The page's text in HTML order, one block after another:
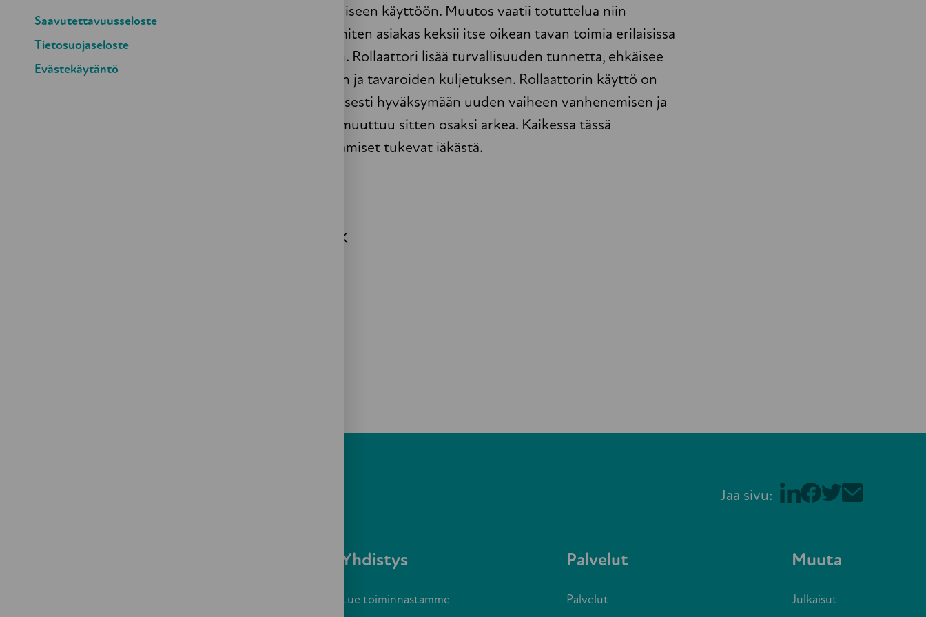
Saavutettavuusseloste
Tietosuojaseloste
Evästekäytäntö
niin, että rollaattori jää apuvälineeksi päivittäiseen käyttöön. Muutos vaatii totuttelua niin
käytännössä kuin myös ajatustasolla. Useimmiten asiakas keksii itse oikean tavan toimia erilaisissa
tilanteessa, kunhan uskaltautuu kokeilemaan. Rollaattori lisää turvallisuuden tunnetta, ehkäisee
uusia kaatumisia ja mahdollistaa levähtämisen ja tavaroiden kuljetuksen. Rollaattorin käyttö on
monelle virstapylväs, jossa joutuu konkreettisesti hyväksymään uuden vaiheen vanhenemisen ja
luopumisen tiellä. Se kirpaisee aluksi, mutta muuttuu sitten osaksi arkea. Kaikessa tässä
Liikkumisen edistämisen kiireettömät kohtaamiset tukevat iäkästä.
Taru Varpenius, hankeohjaaja, geronomi AMK
Jaa sivu:
Yhdistys
Lue toiminnastamme
Palvelut
Palvelut
Muuta
Julkaisut